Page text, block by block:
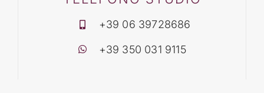
+39 06 39728686
+39 350 031 9115